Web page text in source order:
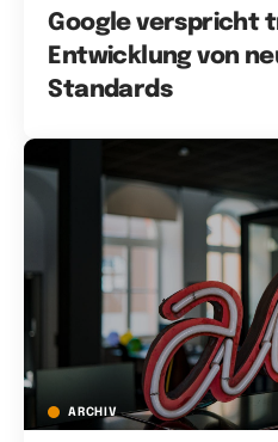
Google verspricht
Entwicklung von
Standards
ARCHIV